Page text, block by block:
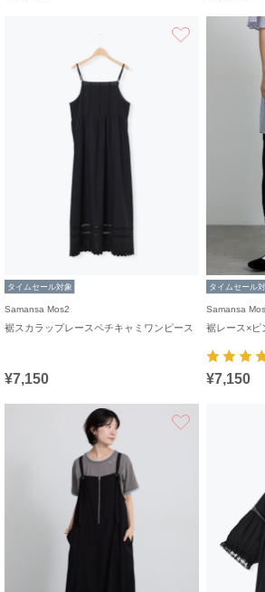
お気に入り
タイムセール対象
Samansa Mos2
裾スカラップレースペチキャミワンピース
¥7,150
タイムセール
Samansa
¥7,150